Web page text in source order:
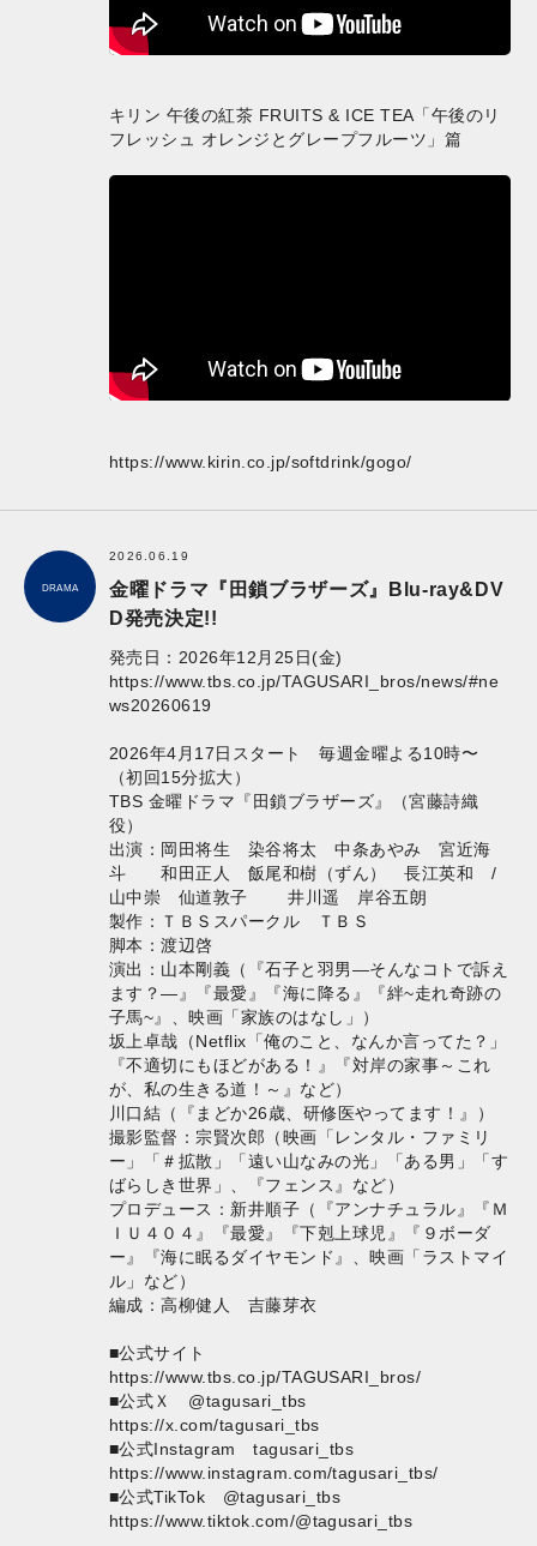
キリン 午後の紅茶 FRUITS & ICE TEA「午後のリ
フレッシュ オレンジとグレープフルーツ」篇
https://www.kirin.co.jp/softdrink/gogo/
DRAMA
2026.06.19
金曜ドラマ『田鎖ブラザーズ』Blu-ray&DV
D発売決定!!
発売日：2026年12月25日(金)
https://www.tbs.co.jp/TAGUSARI_bros/news/#ne
ws20260619
2026年4月17日スタート 毎週金曜よる10時〜
（初回15分拡大）
TBS 金曜ドラマ『田鎖ブラザーズ』（宮藤詩織
役）
出演：岡田将生 染谷将太 中条あやみ 宮近海
斗 和田正人 飯尾和樹（ずん） 長江英和 /
山中崇 仙道敦子 井川遥 岸谷五朗
製作：ＴＢＳスパークル ＴＢＳ
脚本：渡辺啓
演出：山本剛義（『石子と羽男―そんなコトで訴え
ます？―』『最愛』『海に降る』『絆~走れ奇跡の
子馬~』、映画「家族のはなし」）
坂上卓哉（Netflix「俺のこと、なんか言ってた？」
『不適切にもほどがある！』『対岸の家事～これ
が、私の生きる道！～』など）
川口結（『まどか26歳、研修医やってます！』）
撮影監督：宗賢次郎（映画「レンタル・ファミリ
ー」「＃拡散」「遠い山なみの光」「ある男」「す
ばらしき世界」、『フェンス』など）
プロデュース：新井順子（『アンナチュラル』『Ｍ
ＩＵ４０４』『最愛』『下剋上球児』『９ボーダ
ー』『海に眠るダイヤモンド』、映画「ラストマイ
ル」など）
編成：高柳健人 吉藤芽衣
■公式サイト
https://www.tbs.co.jp/TAGUSARI_bros/
■公式Ｘ @tagusari_tbs
https://x.com/tagusari_tbs
■公式Instagram tagusari_tbs
https://www.instagram.com/tagusari_tbs/
■公式TikTok @tagusari_tbs
https://www.tiktok.com/@tagusari_tbs